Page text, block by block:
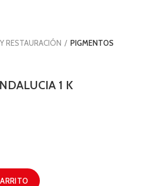
RESTAURACIÓN PIGMENTOS
1 K